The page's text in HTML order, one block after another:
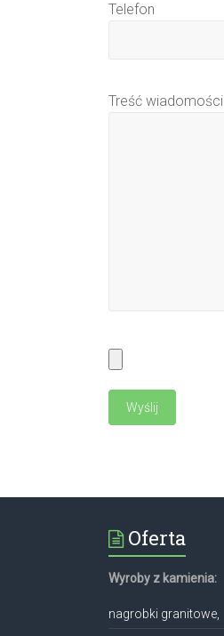
Telefon
Treść wiadomości
Oferta
Wyroby z kamienia:
nagrobki granitowe,